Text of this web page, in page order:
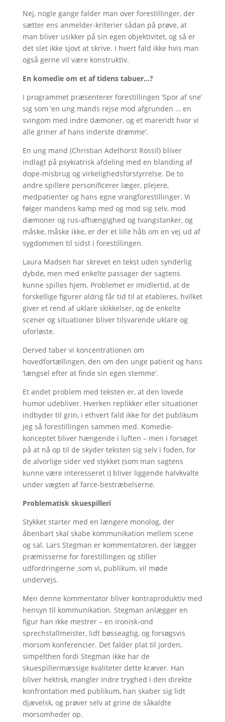
Nej, nogle gange falder man over forestillinger, der
sætter ens anmelder-kriterier sådan på prøve, at
man bliver usikker på sin egen objektivitet, og så er
det slet ikke sjovt at skrive. I hvert fald ikke hvis man
også gerne vil være konstruktiv.
En komedie om et af tidens tabuer…?
I programmet præsenterer forestillingen ‘Spor af sne’
sig som ’en ung mands rejse mod afgrunden … en
svingom med indre dæmoner, og et mareridt hvor vi
alle griner af hans inderste drømme’.
En ung mand (Christian Adelhorst Rossil) bliver
indlagt på psykiatrisk afdeling med en blanding af
dope-misbrug og virkelighedsforstyrrelse. De to
andre spillere personificerer læger, plejere,
medpatienter og hans egne vrangforestillinger. Vi
følger mandens kamp med og mod sig selv, mod
dæmoner og rus-afhængighed og tvangstanker, og
måske, måske ikke, er der et lille håb om en vej ud af
sygdommen til sidst i forestillingen.
Laura Madsen har skrevet en tekst uden synderlig
dybde, men med enkelte passager der sagtens
kunne spilles hjem. Problemet er imidlertid, at de
forskellige figurer aldrig får tid til at etableres, hvilket
giver et rend af uklare skikkelser, og de enkelte
scener og situationer bliver tilsvarende uklare og
uforløste.
Derved taber vi koncentrationen om
hovedfortællingen, den om den unge patient og hans
’længsel efter at finde sin egen stemme’.
Et andet problem med teksten er, at den lovede
humor udebliver. Hverken replikker eller situationer
indbyder til grin, i ethvert fald ikke for det publikum
jeg så forestillingen sammen med. Komedie-
konceptet bliver hængende i luften – men i forsøget
på at nå op til de skyder teksten sig selv i foden, for
de alvorlige sider ved stykket (som man sagtens
kunne være interesseret i) bliver liggende halvkvalte
under vægten af farce-bestræbelserne.
Problematisk skuespilleri
Stykket starter med en længere monolog, der
åbenbart skal skabe kommunikation mellem scene
og sal. Lars Stegman er kommentatoren, der lægger
præmisserne for forestillingen og stiller
udfordringerne ,som vi, publikum, vil møde
undervejs.
Men denne kommentator bliver kontraproduktiv med
hensyn til kommunikation. Stegman anlægger en
figur han ikke mestrer – en ironisk-ond
sprechstallmeister, lidt bøsseagtig, og forsøgsvis
morsom konferencier. Det falder plat til jorden,
simpelthen fordi Stegman ikke har de
skuespillermæssige kvaliteter dette kræver. Han
bliver hektisk, mangler indre tryghed i den direkte
konfrontation med publikum, han skaber sig lidt
djævelsk, og prøver selv at grine de såkaldte
morsomheder op.